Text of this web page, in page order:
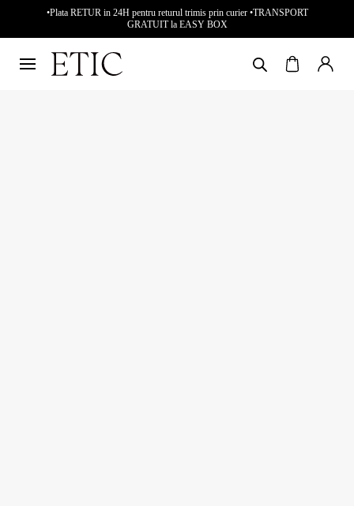
•Plata RETUR in 24H pentru returul trimis prin curier •TRANSPORT
GRATUIT la EASY BOX